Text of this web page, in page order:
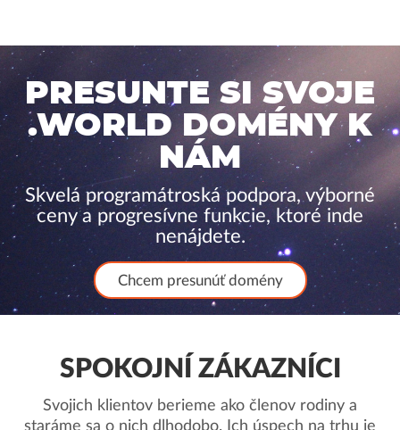
PRESUNTE SI SVOJE
.WORLD DOMÉNY K
NÁM
Skvelá programátroská podpora, výborné
ceny a progresívne funkcie, ktoré inde
nenájdete.
Chcem presunúť domény
SPOKOJNÍ ZÁKAZNÍCI
Svojich klientov berieme ako členov rodiny a
staráme sa o nich dlhodobo. Ich úspech na trhu je